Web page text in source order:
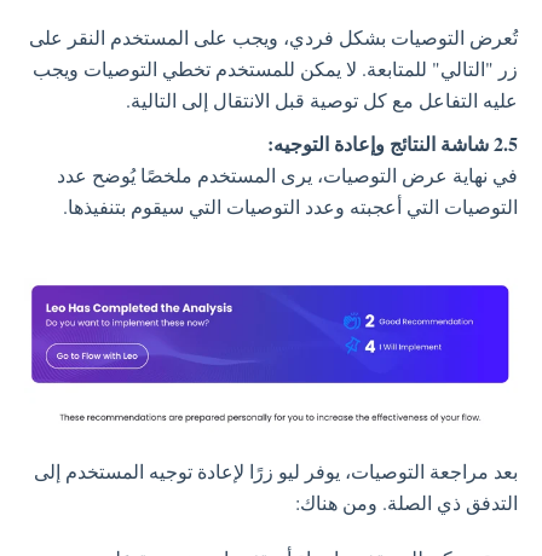
تُعرض التوصيات بشكل فردي، ويجب على المستخدم النقر على
زر "التالي" للمتابعة. لا يمكن للمستخدم تخطي التوصيات ويجب
عليه التفاعل مع كل توصية قبل الانتقال إلى التالية.
2.5 شاشة النتائج وإعادة التوجيه:
في نهاية عرض التوصيات، يرى المستخدم ملخصًا يُوضح عدد
التوصيات التي أعجبته وعدد التوصيات التي سيقوم بتنفيذها.
بعد مراجعة التوصيات، يوفر ليو زرًا لإعادة توجيه المستخدم إلى
التدفق ذي الصلة. ومن هناك: